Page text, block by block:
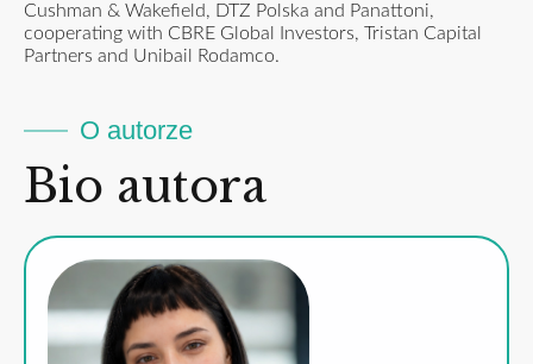
Cushman & Wakefield, DTZ Polska and Panattoni,
cooperating with CBRE Global Investors, Tristan Capital
Partners and Unibail Rodamco.
O autorze
Bio autora